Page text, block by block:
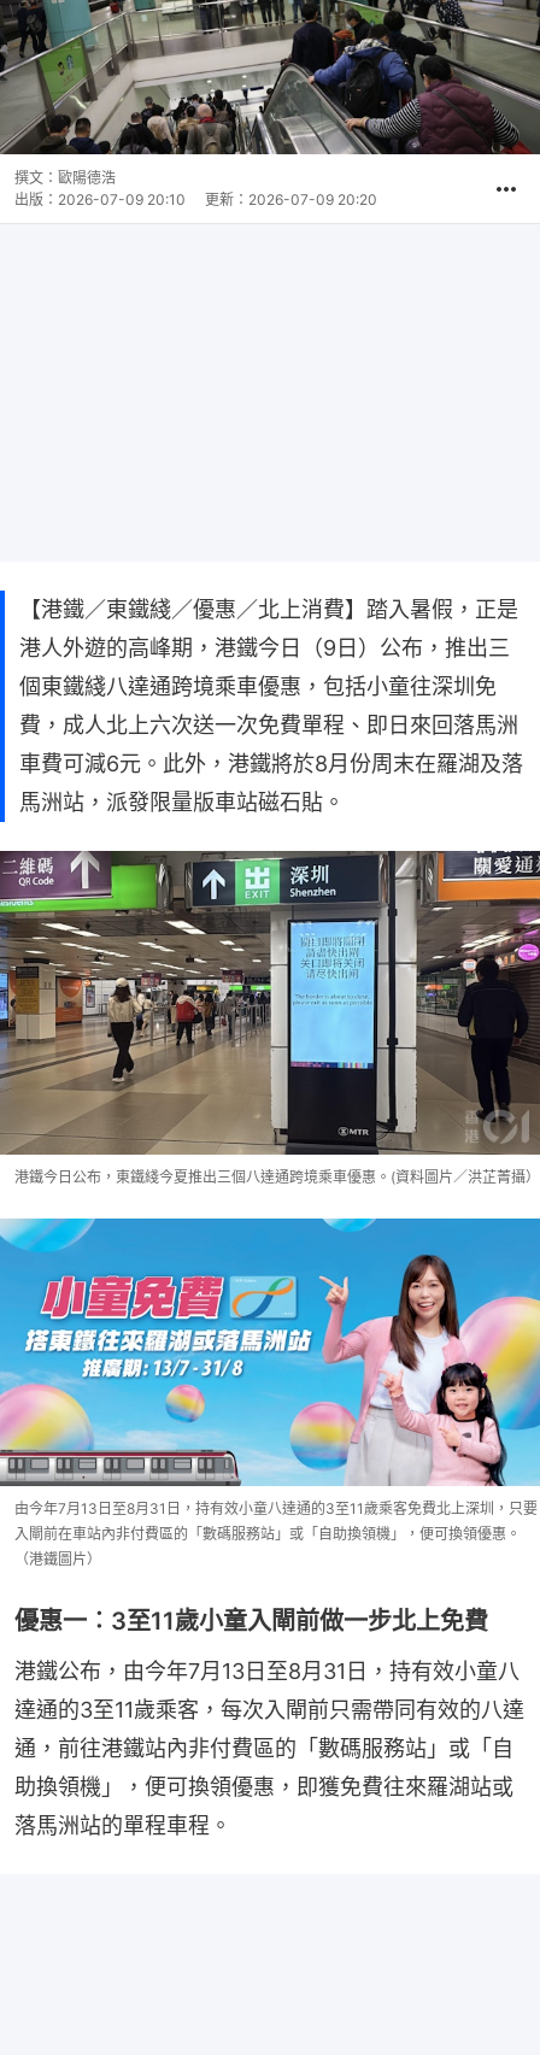
撰文： 歐陽德浩
出版： 2026-07-09 20:10 更新： 2026-07-09 20:20
【港鐵／東鐵綫／優惠／北上消費】踏入暑假，正是
港人外遊的高峰期，港鐵今日（9日）公布，推出三
個東鐵綫八達通跨境乘車優惠，包括小童往深圳免
費，成人北上六次送一次免費單程、即日來回落馬洲
車費可減6元。此外，港鐵將於8月份周末在羅湖及落
馬洲站，派發限量版車站磁石貼。
港鐵今日公布，東鐵綫今夏推出三個八達通跨境乘車優惠。(資料圖片／洪芷菁攝）
由今年7月13日至8月31日，持有效小童八達通的3至11歲乘客免費北上深圳，只要
入閘前在車站內非付費區的「數碼服務站」或「自助換領機」，便可換領優惠。
（港鐵圖片）
優惠一︰3至11歲小童入閘前做一步北上免費
港鐵公布，由今年7月13日至8月31日，持有效小童八
達通的3至11歲乘客，每次入閘前只需帶同有效的八達
通，前往港鐵站內非付費區的「數碼服務站」或「自
助換領機」，便可換領優惠，即獲免費往來羅湖站或
落馬洲站的單程車程。